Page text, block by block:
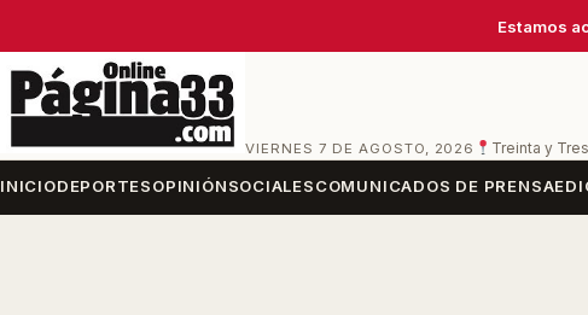
Estamos
VIERNES 7 DE AGOSTO, 2026 Treinta y Tres
INICIODEPORTESOPINIÓNSOCIALESCOMUNICADOS DE PRENSA